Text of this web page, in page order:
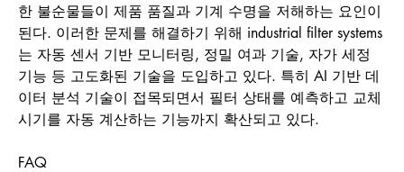
한 불순물들이 제품 품질과 기계 수명을 저해하는 요인이
된다. 이러한 문제를 해결하기 위해 industrial filter systems
는 자동 센서 기반 모니터링, 정밀 여과 기술, 자가 세정
기능 등 고도화된 기술을 도입하고 있다. 특히 AI 기반 데
이터 분석 기술이 접목되면서 필터 상태를 예측하고 교체
시기를 자동 계산하는 기능까지 확산되고 있다.
FAQ